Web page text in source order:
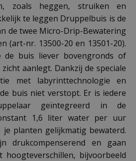
zoals heggen, struiken en
te leggen Druppelbuis is de
de twee Micro-Drip-Bewatering
(art-nr. 13500-20 en 13501-20).
de buis liever bovengronds of
aanlegt. Dankzij de speciale
met labyrinttechnologie en
buis niet verstopt. Er is iedere
geïntegreerd in de
1,6 liter water per uur
planten gelijkmatig bewaterd.
drukcompenserend en gaan
hoogteverschillen, bijvoorbeeld